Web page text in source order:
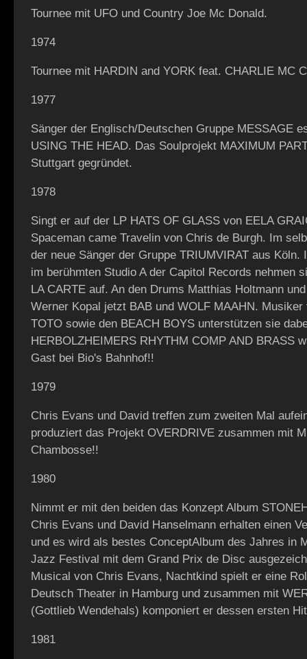
Tournee mit UFO und Country Joe Mc Donald.
1974
Tournee mit HARDIN and YORK feat. CHARLIE MC
1977
Sänger der Englisch/Deutschen Gruppe MESSAGE
USING THE HEAD. Das Soulprojekt MAXIMUM
Stuttgart gegründet.
1978
Singt er auf der LP HATS OF GLASS von EELA
Spaceman came Travelin von Chris de Burgh. Im
der neue Sänger der Gruppe TRIUMVIRAT aus Köln.
im berühmten Studio A der Capitol Records nehmen
LA CARTE auf. An den Drums Matthias Holtmann
Werner Kopal jetzt BAB und WOLF MAAHN. Musiker
TOTO sowie den BEACH BOYS unterstützen sie
HERBOLZHEIMERS RHYTHM COMP AND BRASS
Gast bei Bio's Bahnhof!!
1979
Chris Evans und David treffen zum zweiten Mal
produziert das Projekt OVERDRIVE zusammen mit
Chambosse!!
1980
Nimmt er mit den beiden das Konzept Album
Chris Evans und David Hanselmann erhalten einen
und es wird als bestes ConceptAlbum des Jahres in
Jazz Festival mit dem Grand Prix de Disc
Musical von Chris Evans, Nachtkind spielt er eine
Deutsch Theater in Hamburg und zusammen mit
(Gottlieb Wendehals) komponiert er dessen ersten
1981